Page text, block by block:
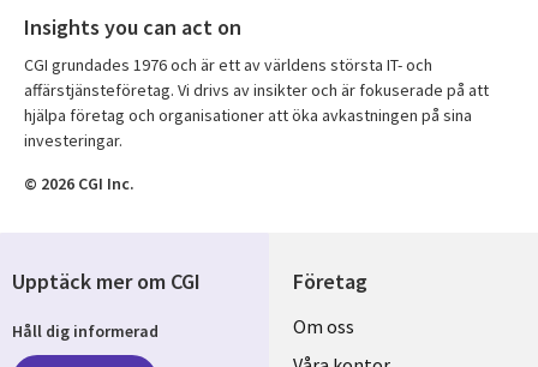
Insights you can act on
CGI grundades 1976 och är ett av världens största IT- och
affärstjänsteföretag. Vi drivs av insikter och är fokuserade på att
hjälpa företag och organisationer att öka avkastningen på sina
investeringar.
© 2026 CGI Inc.
Företag
Useful
Om oss
Upptäck mer om CGI
Håll dig informerad